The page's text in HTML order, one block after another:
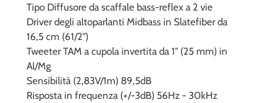
Tipo Diffusore da scaffale bass-reflex a 2 vie
Driver degli altoparlanti Midbass in Slatefiber da
16,5 cm (61/2")
Tweeter TAM a cupola invertita da 1" (25 mm) in
Al/Mg
Sensibilità (2,83V/1m) 89,5dB
Risposta in frequenza (+/-3dB) 56Hz - 30kHz